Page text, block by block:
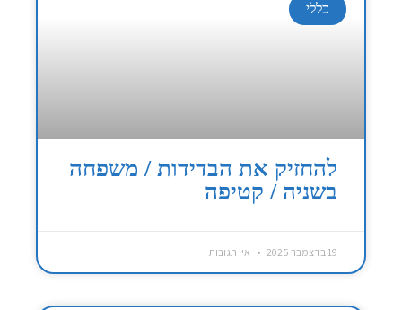
כללי
להחזיק את הבדידות / משפחה
בשניה / קטיפה
19 בדצמבר 2025 אין תגובות